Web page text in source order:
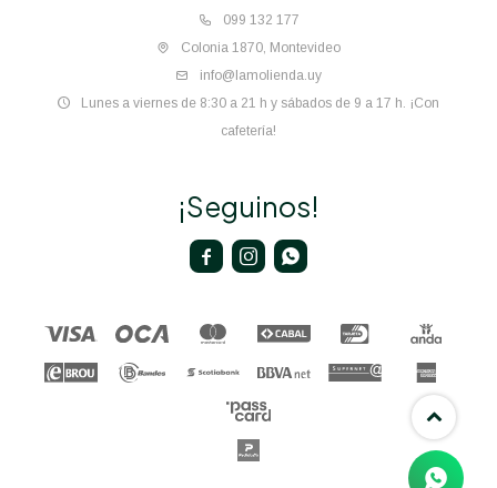
099 132 177
Colonia 1870, Montevideo
info@lamolienda.uy
Lunes a viernes de 8:30 a 21 h y sábados de 9 a 17 h. ¡Con
cafetería!
¡Seguinos!
  